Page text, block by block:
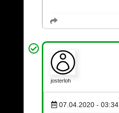
josterloh
07.04.2020 - 03:34